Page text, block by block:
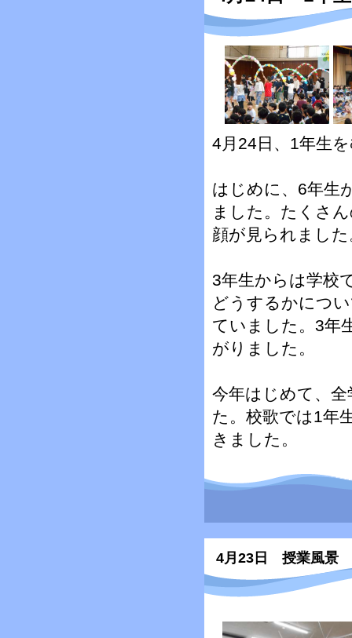
4月24日、1年生
はじめに、6年生
ました。たくさ
顔が見られました
3年生からは学校
どうするかにつ
ていました。3年
がりました。
今年はじめて、
た。校歌では1年
きました。
4月23日 授業風景